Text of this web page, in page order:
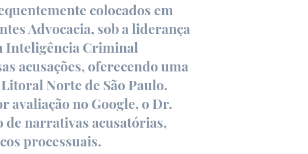
colocados em
Advocacia, sob a liderança
Inteligência Criminal
acusações, oferecendo uma
Norte de São Paulo.
avaliação no Google, o Dr.
de narrativas acusatórias,
processuais.